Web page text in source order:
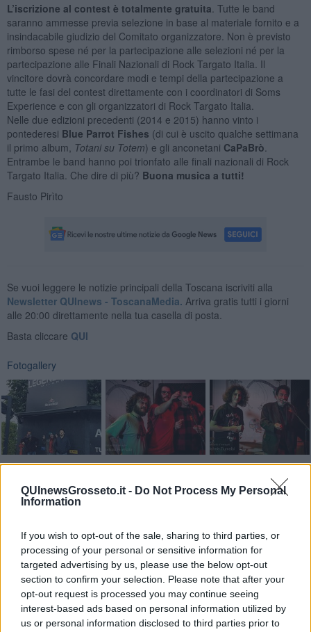
QUInewsGrosseto.it - Do Not Process My Personal
Information
If you wish to opt-out of the sale, sharing to third parties, or
processing of your personal or sensitive information for
targeted advertising by us, please use the below opt-out
section to confirm your selection. Please note that after your
opt-out request is processed you may continue seeing
interest-based ads based on personal information utilized by
us or personal information disclosed to third parties prior to
L’iscrizione al contest è totalmente gratuita . Tutte le band
saranno ammesse previa selezione in base al materiale fornito e a
insindacabile giudizio del Comitato organizzatore. Non è previsto
rimborso spese né per la partecipazione alle selezioni né per la
partecipazione alle Finali Nazionali di Rock Targato Italia. Il
vincitore dovrà concordare modi e tempi della partecipazione a
tutte le fasi del contest direttamente con i coordinatori di Soms
Experience e con gli organizzatori di Rock Targato Italia.
Nelle due edizioni precedenti (2014 e 2015) hanno vinto i
pontederesi Blue Parrot Fishes (di cui è uscito qualche settimana
il primo album, Totani su Totem) e gli anconetani CaPaBrò
Entrambe le band hanno poi trionfato alle finali nazionali di Rock
Targato Italia. Che dire di più? Buona musica a tutti!
Fausto Pirìto
Se vuoi leggere le notizie principali della Toscana iscriviti alla
Newsletter QUInews - ToscanaMedia. Arriva gratis tutti i giorni
alle 20:00 direttamente nella tua casella di posta.
Basta cliccare QUI
Fotogallery